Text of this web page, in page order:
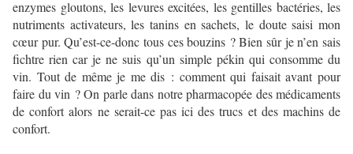
enzymes gloutons, les levures excitées, les gentilles bactéries, les
nutriments activateurs, les tanins en sachets, le doute saisi mon
cœur pur. Qu’est-ce-donc tous ces bouzins ? Bien sûr je n’en sais
fichtre rien car je ne suis qu’un simple pékin qui consomme du
vin. Tout de même je me dis : comment qui faisait avant pour
faire du vin ? On parle dans notre pharmacopée des médicaments
de confort alors ne serait-ce pas ici des trucs et des machins de
confort.